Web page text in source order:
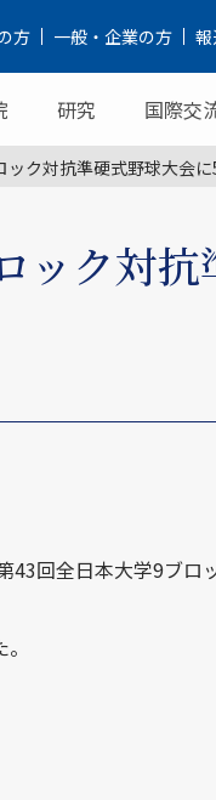
方 一般・企業の方
研究 国際交
ック対抗準硬式野球大会
ック対
回全日本大学9ブロ